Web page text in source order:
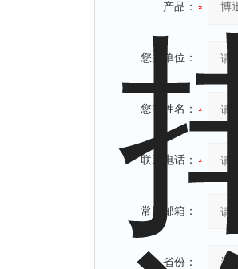
产品：
您的单位：
您的姓名：
联系电话：
常用邮箱：
省份：